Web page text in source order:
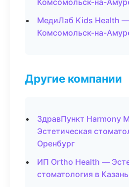
Комсомольск-на-
МедиЛаб Kids Health —
Комсомольск-на-
Другие компании
ЗдравПункт Harmony
Эстетическая
Оренбург
ИП Ortho Health —
стоматология в Казань